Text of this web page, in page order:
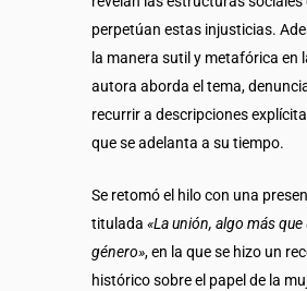
perpetúan estas injusticias.
la manera sutil y metafórica en
autora aborda el tema,
recurrir a descripciones
que se adelanta a su tiempo.
Se retomó el hilo con una
titulada «La unión, algo más
género», en la que se hizo un
histórico sobre el papel de la